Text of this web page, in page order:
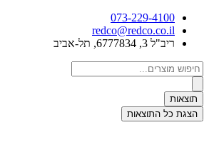
לתוכן
073-229-4100
redco@redco.co.il
ריב"ל 3, 6777834, תל-אביב
Search
...
תוצאות
הצגת כל התוצאות